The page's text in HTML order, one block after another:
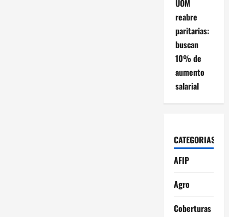
UOM
reabre
paritarias:
buscan
10% de
aumento
salarial
CATEGORIAS
AFIP
Agro
Coberturas